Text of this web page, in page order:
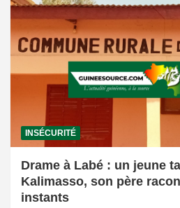
INSÉCURITÉ
Drame à Labé : un jeune
Kalimasso, son père
instants